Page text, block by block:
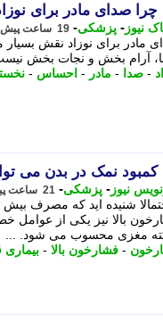
چرا صدای مادر برای
نیوز - پزشکی- 19 ساعت پیش - پنجشنبه 15 مرداد 1405، 18:15
مادر برای نوزاد نقش
آرام بخش و نجات بخش
- صدا - مادر - احساس -
کمبود نمک در بدن می
نیوز - پزشکی- 21 ساعت پیش - پنجشنبه 15 مرداد 1405، 16:57
شنیده اید که مصرف بیش
بالا نیز یکی از عوامل
مغزی محسوب می شود. ...
- فشارخون بالا - بیماری